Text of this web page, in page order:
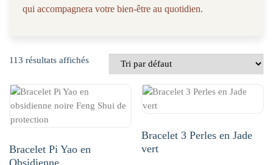
qui accompagnera votre bien-être au quotidien.
113 résultats affichés
Bracelet Pi Yao en
Obsidienne
Bracelet 3 Perles en Jade
vert